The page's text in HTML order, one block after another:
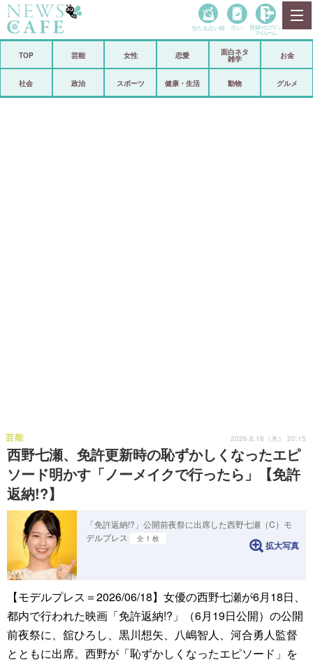
政治
当たる占い師 占い 登録• ログイン
マイルーム
TOP 芸能 女性 恋愛
面白ネタ
雑学
お金
社会 政治 スポーツ 健康・生活 動物 グルメ
西野七瀬、免許更新時の恥ずかしくなったエピ
ソード明かす「ノーメイクで行ったら」【免許
返納!?】
芸能 2026.6.18（木） 20:15
「免許返納!?」公開前夜祭に出席した西野七瀬（C）モ
デルプレス
全 1 枚
拡大写真
【モデルプレス＝2026/06/18】女優の西野七瀬が6月18日、
都内で行われた映画「免許返納!?」（6月19日公開）の公開
前夜祭に、舘ひろし、黒川想矢、八嶋智人、河合勇人監督
とともに出席。西野が「恥ずかしくなったエピソード」を